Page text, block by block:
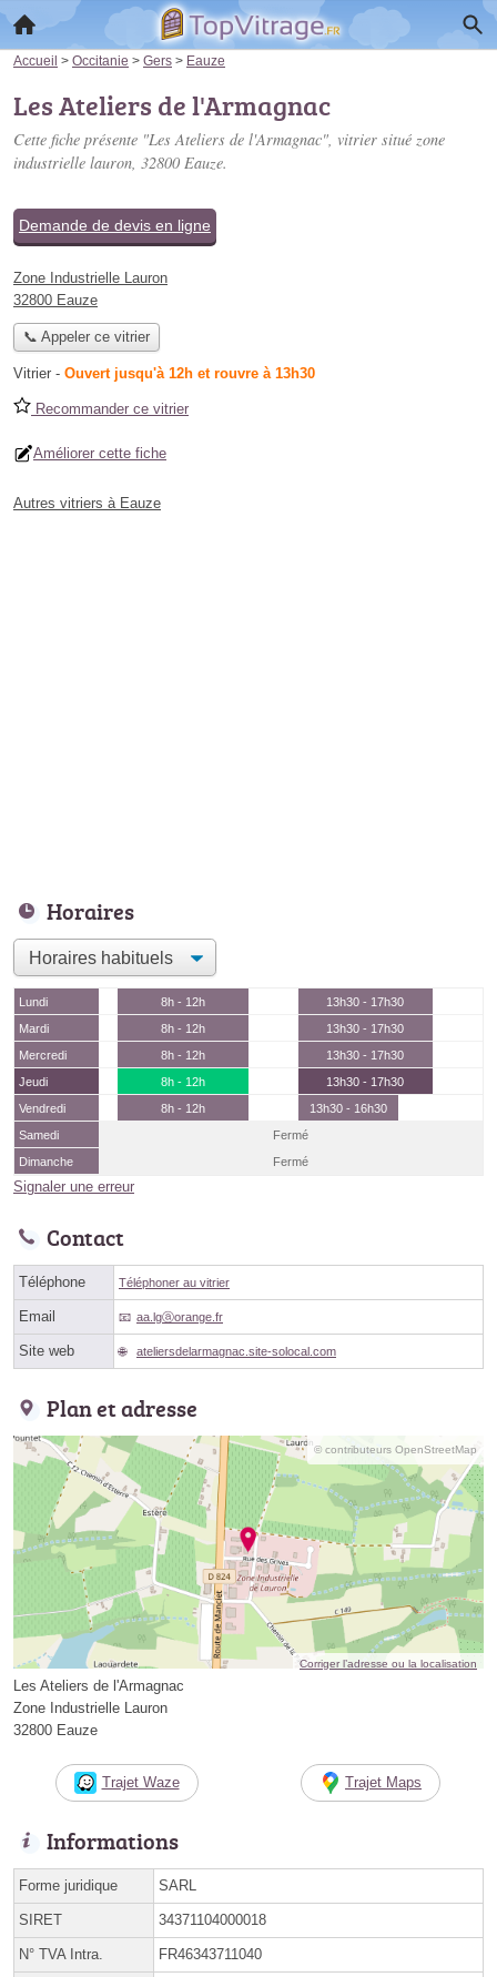
Accueil > Occitanie > Gers > Eauze
Les Ateliers de l'Armagnac
Cette fiche présente "Les Ateliers de l'Armagnac", vitrier situé zone
industrielle lauron, 32800 Eauze.
Demande de devis en ligne
Zone Industrielle Lauron
32800 Eauze
📞 Appeler ce vitrier
Vitrier - Ouvert jusqu'à 12h et rouvre à 13h30
Recommander ce vitrier
Améliorer cette fiche
Autres vitriers à Eauze
Horaires
Lundi 8h - 12h
13h30 - 17h30
Mardi
8h - 12h
13h30 - 17h30
Mercredi
8h - 12h
13h30 - 17h30
Jeudi
8h - 12h
13h30 - 17h30
Vendredi
8h - 12h
13h30 - 16h30
Samedi
Fermé
Dimanche
Fermé
Signaler une erreur
Contact
Téléphone Téléphoner au vitrier
Email aa.lgⓐorange.fr
Site web ateliersdelarmagnac.site-solocal.com
Plan et adresse
© contributeurs OpenStreetMap
Corriger l’adresse ou la localisation
Les Ateliers de l'Armagnac
Zone Industrielle Lauron
32800 Eauze
Trajet Waze Trajet Maps
Informations
Forme juridique SARL
SIRET 34371104000018
N° TVA Intra. FR46343711040